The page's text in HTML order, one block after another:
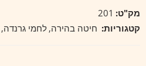
מק"ט: 201
קטגוריות: חיטה בהירה, לחמי גרנדה,